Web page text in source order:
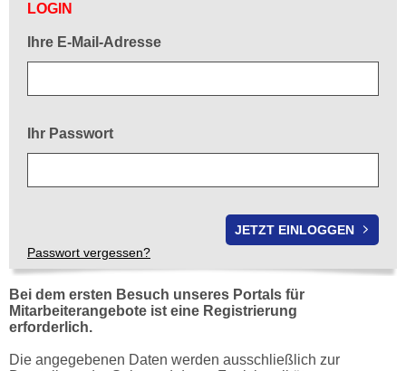
LOGIN
Ihre E-Mail-Adresse
Ihr Passwort
Passwort vergessen?
Bei dem ersten Besuch unseres Portals für
Mitarbeiterangebote ist eine Registrierung
erforderlich.
Die angegebenen Daten werden ausschließlich zur